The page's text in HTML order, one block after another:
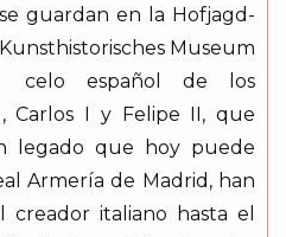
guardan en la Hofjagd-
Museum
celo español de los
Carlos I y Felipe II, que
legado que hoy puede
Armería de Madrid, han
creador italiano hasta el